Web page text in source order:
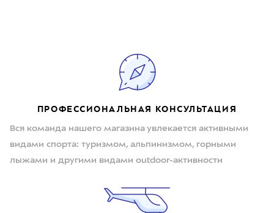
ПРОФЕССИОНАЛЬНАЯ КОНСУЛЬТАЦИЯ
Вся команда нашего магазина увлекается активными
видами спорта: туризмом, альпинизмом, горными
лыжами и другими видами outdoor-активности